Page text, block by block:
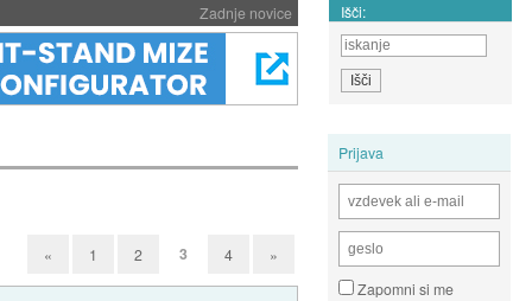
Zadnje novice Išči:
Prijava
Zapomni si me
« 1 2 3 4 »